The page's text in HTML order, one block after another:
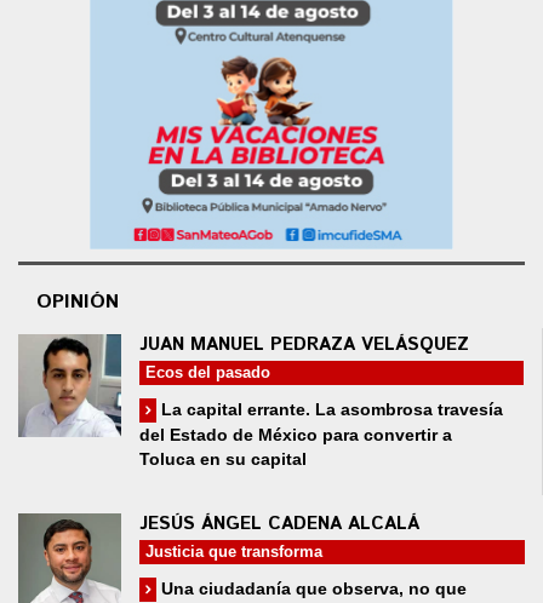
OPINIÓN
JUAN MANUEL PEDRAZA VELÁSQUEZ
Ecos del pasado
La capital errante. La asombrosa travesía
del Estado de México para convertir a
Toluca en su capital
JESÚS ÁNGEL CADENA ALCALÁ
Justicia que transforma
Una ciudadanía que observa, no que